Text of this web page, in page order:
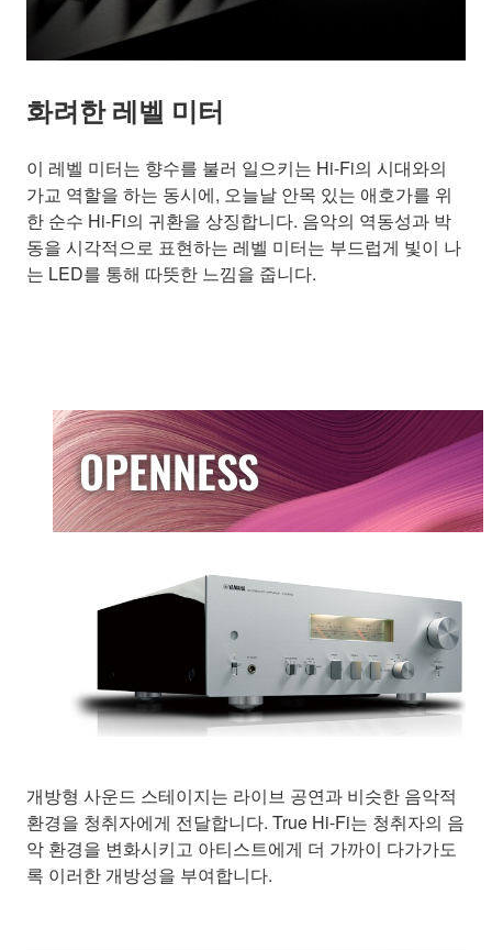
화려한 레벨 미터
이 레벨 미터는 향수를 불러 일으키는 Hi-Fi의 시대와의
가교 역할을 하는 동시에, 오늘날 안목 있는 애호가를 위
한 순수 Hi-Fi의 귀환을 상징합니다. 음악의 역동성과 박
동을 시각적으로 표현하는 레벨 미터는 부드럽게 빛이 나
는 LED를 통해 따뜻한 느낌을 줍니다.
OPENNESS
개방형 사운드 스테이지는 라이브 공연과 비슷한 음악적
환경을 청취자에게 전달합니다. True Hi-Fi는 청취자의 음
악 환경을 변화시키고 아티스트에게 더 가까이 다가가도
록 이러한 개방성을 부여합니다.